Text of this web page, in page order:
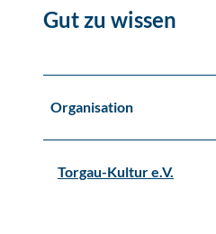
Gut zu wissen
Organisation
Torgau-Kultur e.V.